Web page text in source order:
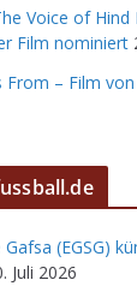
Voice of Hind
Film nominiert
– Film
(EGSG)
Juli 2026